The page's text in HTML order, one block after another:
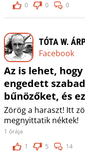
0
0 0
TÓTA W.
Facebook
Az is lehet,
engedett
bűnözőket, és
Zörög a haraszt! Itt
megnyittatik néktek!
1 órája
1
5 14